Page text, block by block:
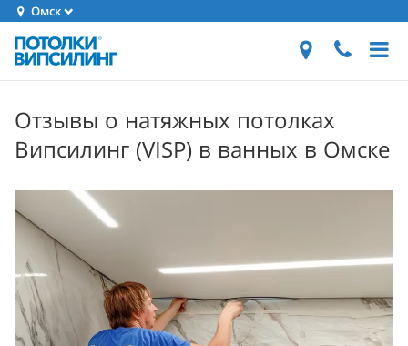
Омск
Отзывы о натяжных потолках
Випсилинг (VISP) в ванных в Омске